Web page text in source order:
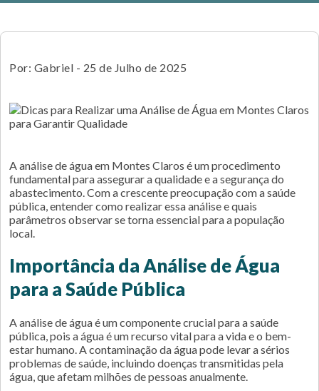
Por: Gabriel - 25 de Julho de 2025
A análise de água em Montes Claros é um procedimento
fundamental para assegurar a qualidade e a segurança do
abastecimento. Com a crescente preocupação com a saúde
pública, entender como realizar essa análise e quais
parâmetros observar se torna essencial para a população
local.
Importância da Análise de Água
para a Saúde Pública
A análise de água é um componente crucial para a saúde
pública, pois a água é um recurso vital para a vida e o bem-
estar humano. A contaminação da água pode levar a sérios
problemas de saúde, incluindo doenças transmitidas pela
água, que afetam milhões de pessoas anualmente.